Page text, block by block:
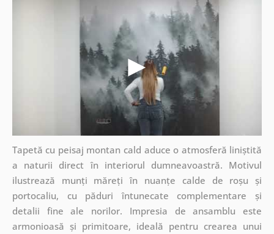
Tapetă cu peisaj montan cald aduce o atmosferă liniștită
a naturii direct în interiorul dumneavoastră. Motivul
ilustrează munți măreți în nuanțe calde de roșu și
portocaliu, cu păduri întunecate complementare și
detalii fine ale norilor. Impresia de ansamblu este
armonioasă și primitoare, ideală pentru crearea unui